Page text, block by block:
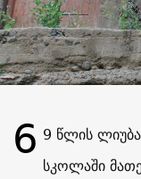
6 9 წლის
სკოლაში